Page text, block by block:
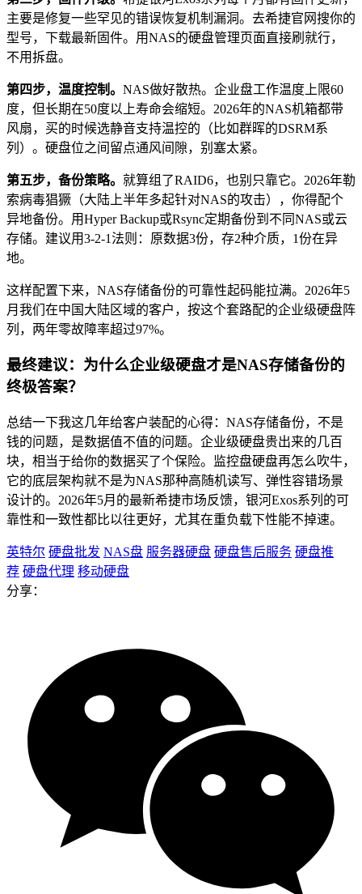
主要是修复一些罕见的错误恢复机制漏洞。去希捷官网搜你的
型号，下载最新固件。用NAS的硬盘管理页面直接刷就行，
不用拆盘。
第四步，温度控制。 NAS做好散热。企业盘工作温度上限60
度，但长期在50度以上寿命会缩短。2026年的NAS机箱都带
风扇，买的时候选静音支持温控的（比如群晖的DSRM系
列）。硬盘位之间留点通风间隙，别塞太紧。
第五步，备份策略。 就算组了RAID6，也别只靠它。2026年勒
索病毒猖獗（大陆上半年多起针对NAS的攻击），你得配个
异地备份。用Hyper Backup或Rsync定期备份到不同NAS或云
存储。建议用3-2-1法则：原数据3份，存2种介质，1份在异
地。
这样配置下来，NAS存储备份的可靠性起码能拉满。2026年5
月我们在中国大陆区域的客户，按这个套路配的企业级硬盘阵
列，两年零故障率超过97%。
最终建议：为什么企业级硬盘才是NAS存储备份的
终极答案？
总结一下我这几年给客户装配的心得：NAS存储备份，不是
钱的问题，是数据值不值的问题。企业级硬盘贵出来的几百
块，相当于给你的数据买了个保险。监控盘硬盘再怎么吹牛，
它的底层架构就不是为NAS那种高随机读写、弹性容错场景
设计的。2026年5月的最新希捷市场反馈，银河Exos系列的可
靠性和一致性都比以往更好，尤其在重负载下性能不掉速。
英特尔 硬盘批发 NAS盘 服务器硬盘 硬盘售后服务 硬盘推
荐 硬盘代理 移动硬盘
分享：